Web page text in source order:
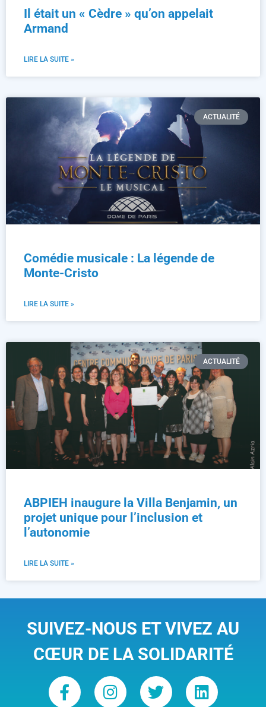
Il était un « Cèdre » qu’on appelait
Armand
LIRE LA SUITE »
ACTUALITÉ
Comédie musicale : La légende de
Monte-Cristo
LIRE LA SUITE »
ACTUALITÉ
ABPIEH inaugure la Villa Benjamin, un
projet unique pour l’inclusion et
l’autonomie
LIRE LA SUITE »
SUIVEZ-NOUS ET VIVEZ AU
CŒUR DE LA SOLIDARITÉ